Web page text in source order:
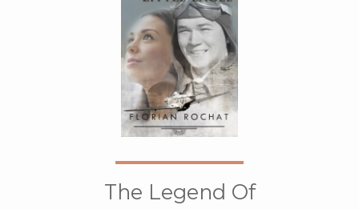
The Legend Of